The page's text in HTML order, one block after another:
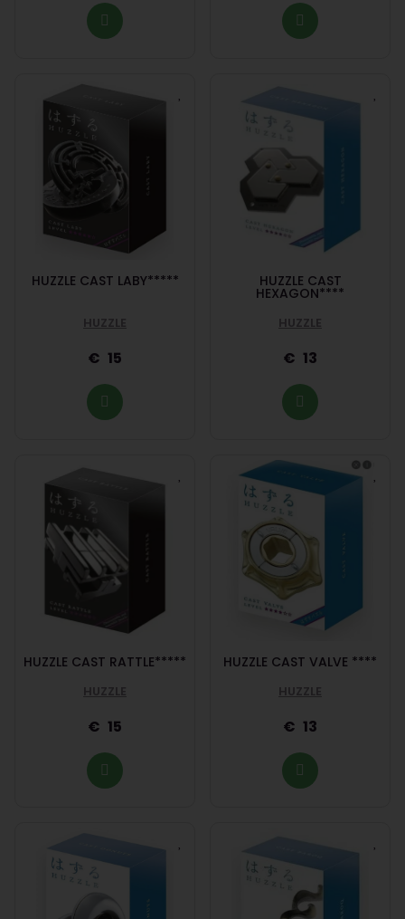
HUZZLE CAST LABY*****
HUZZLE
15
HUZZLE CAST
HEXAGON****
HUZZLE
13
HUZZLE CAST RATTLE*****
HUZZLE
15
HUZZLE CAST VALVE ****
HUZZLE
13